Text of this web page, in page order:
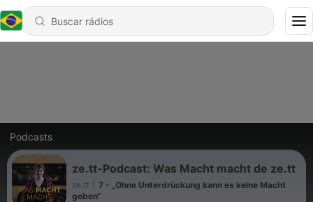
Podcasts
ze.tt-Podcast: Was Macht macht de ze.tt
ze.tt
7 - „Ohne Unterdrückung kann es keine Macht
geben“